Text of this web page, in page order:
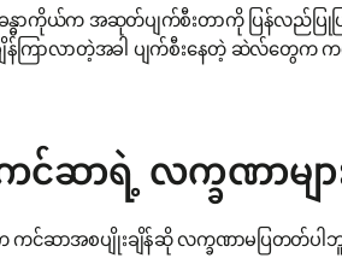
ခန္ဓာကိုယ်က အဆုတ်ပျက်စီးတာကို ပြန်လည်ပ
ကြာလာတဲ့အခါ ပျက်စီးနေတဲ့ ဆဲလ်တွေက
ာရဲ့ လက္ခဏာမျာ
ဆာအစပျိုးချိန်ဆို လက္ခဏာမပြတတ်ပါဘူ